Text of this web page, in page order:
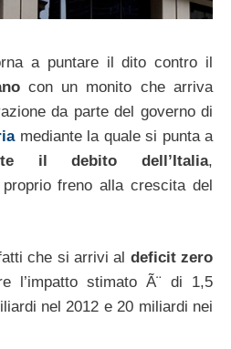
a puntare il dito contro il
con un monito che arriva
da parte del governo di
mediante la quale si punta a
il debito dell’Italia,
freno alla crescita del
che si arrivi al deficit zero
l’impatto stimato Ã¨ di 1,5
nel 2012 e 20 miliardi nei